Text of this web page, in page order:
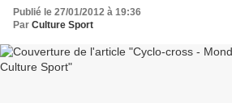
Publié le 27/01/2012 à 19:36
Par Culture Sport